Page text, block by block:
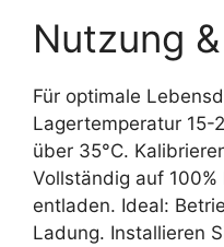
Nutzung
Für optimale
Lagertemperatur 15-
über 35°C.
Vollständig auf
entladen. Ideal:
Ladung. Installieren